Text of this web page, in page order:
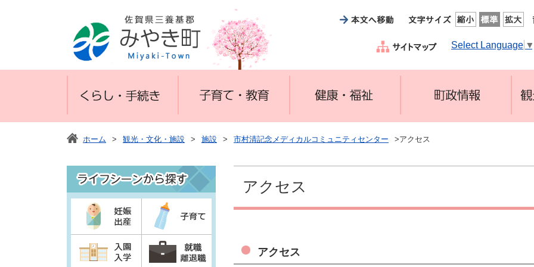
Select Language ▼
ホーム > 観光・文化・施設 > 施設 > 市村清記念メディカルコミュニティセンター >アクセス
アクセス
アクセス